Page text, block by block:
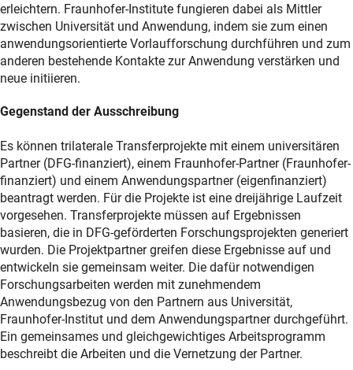
erleichtern. Fraunhofer-Institute fungieren dabei als Mittler
zwischen Universität und Anwendung, indem sie zum einen
anwendungsorientierte Vorlaufforschung durchführen und zum
anderen bestehende Kontakte zur Anwendung verstärken und
neue initiieren.
Gegenstand der Ausschreibung
Es können trilaterale Transferprojekte mit einem universitären
Partner (DFG-finanziert), einem Fraunhofer-Partner (Fraunhofer-
finanziert) und einem Anwendungspartner (eigenfinanziert)
beantragt werden. Für die Projekte ist eine dreijährige Laufzeit
vorgesehen. Transferprojekte müssen auf Ergebnissen
basieren, die in DFG-geförderten Forschungsprojekten generiert
wurden. Die Projektpartner greifen diese Ergebnisse auf und
entwickeln sie gemeinsam weiter. Die dafür notwendigen
Forschungsarbeiten werden mit zunehmendem
Anwendungsbezug von den Partnern aus Universität,
Fraunhofer-Institut und dem Anwendungspartner durchgeführt.
Ein gemeinsames und gleichgewichtiges Arbeitsprogramm
beschreibt die Arbeiten und die Vernetzung der Partner.